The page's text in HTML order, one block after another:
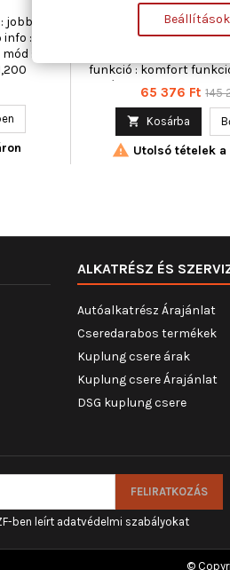
első,
:
:
Ajtók száma : 2,
Kiegészítő cikk/
funkció : komfort
mód : elektromos,
Tömeg [kg] :
Ár
65 376 Ft 145
 Kosárba
 Utolsó tételek
ALKATRÉSZ ÉS
Autóalkatrész Árajánlat
Cseredarabos termékek
Kuplung csere árak
Kuplung csere Árajánlat
DSG kuplung csere
ben leírt adatvédelmi szabályokat
©
Beállítások